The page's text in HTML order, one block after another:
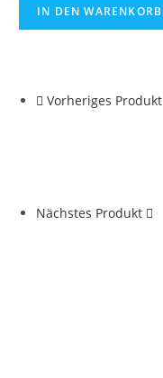
IN DEN WARENKORB
Vorheriges Produkt
Nächstes Produkt